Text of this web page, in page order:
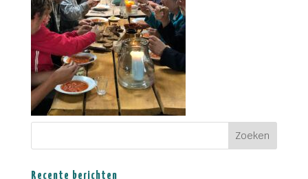
Recente berichten